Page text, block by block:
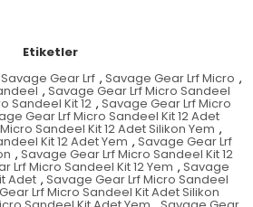
Etiketler
Savage Gear Lrf , Savage Gear Lrf Micro ,
, Savage Gear Lrf Micro Sandeel
Sandeel Kit 12 , Savage Gear Lrf Micro
Gear Lrf Micro Sandeel Kit 12 Adet
Sandeel Kit 12 Adet Silikon Yem ,
Kit 12 Adet Yem , Savage Gear Lrf
, Savage Gear Lrf Micro Sandeel Kit 12
Lrf Micro Sandeel Kit 12 Yem , Savage
Adet , Savage Gear Lrf Micro Sandeel
Lrf Micro Sandeel Kit Adet Silikon